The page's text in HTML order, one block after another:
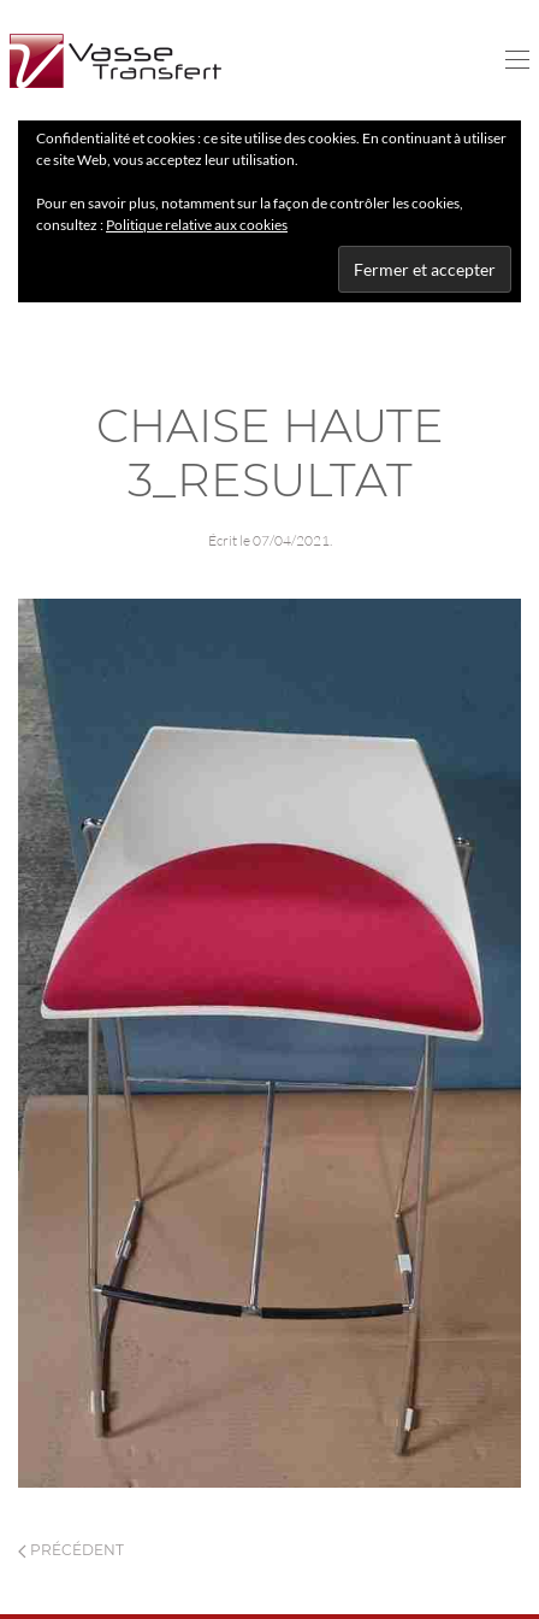
Confidentialité et cookies : ce site utilise des cookies. En continuant à utiliser
ce site Web, vous acceptez leur utilisation.
Pour en savoir plus, notamment sur la façon de contrôler les cookies,
consultez : Politique relative aux cookies
CHAISE HAUTE
3_RESULTAT
Écrit le07/04/2021.
PRÉCÉDENT